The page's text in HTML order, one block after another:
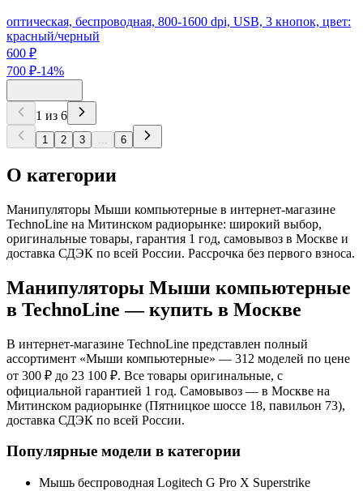
оптическая, беспроводная, 800-1600 dpi, USB, 3 кнопок, цвет:
красный/черный
600 ₽
700 ₽-14%
1 из 6
1 2 3 ... 6
О категории
Манипуляторы Мыши компьютерные в интернет-магазине
TechnoLine на Митинском радиорынке: широкий выбор,
оригинальные товары, гарантия 1 год, самовывоз в Москве и
доставка СДЭК по всей России. Рассрочка без первого взноса.
Манипуляторы Мыши компьютерные
в TechnoLine — купить в Москве
В интернет-магазине TechnoLine представлен полный
ассортимент «Мыши компьютерные» — 312 моделей по цене
от 300 ₽ до 23 100 ₽. Все товары оригинальные, с
официальной гарантией 1 год. Самовывоз — в Москве на
Митинском радиорынке (Пятницкое шоссе 18, павильон 73),
доставка СДЭК по всей России.
Популярные модели в категории
Мышь беспроводная Logitech G Pro X Superstrike